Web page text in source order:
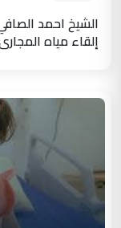
الشيخ احمد
إلقاء مياه